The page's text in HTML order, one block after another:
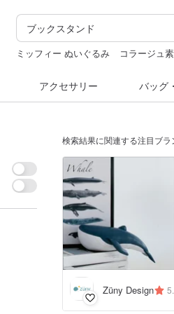
ミッフィー ぬいぐるみ
コラージュ
アクセサリー バッグ
検索結果に関連する注目ブラ
Züny Design